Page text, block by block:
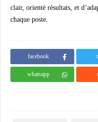
clair, orienté résultats, et
chaque poste.
facebook
whatsapp